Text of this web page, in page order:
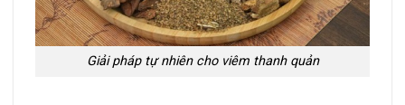
Giải pháp tự nhiên cho viêm thanh quản